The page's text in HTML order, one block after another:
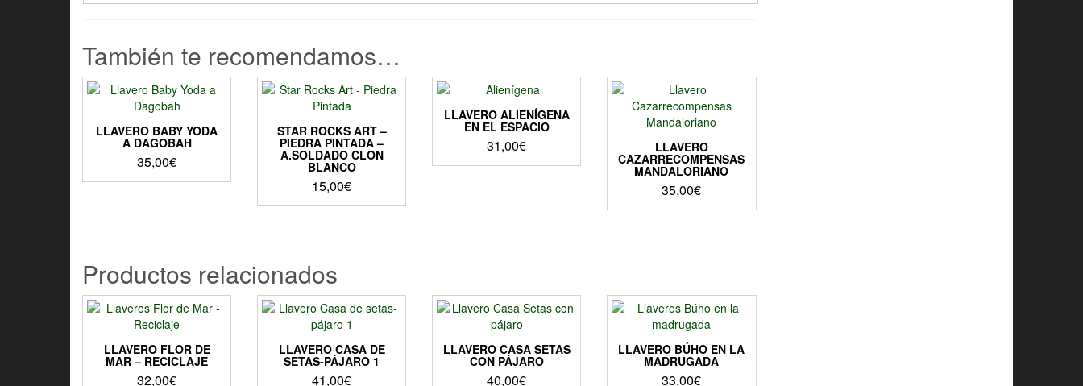
También te recomendamos…
LLAVERO BABY YODA
A DAGOBAH
35,00€
STAR ROCKS ART –
PIEDRA PINTADA –
A.SOLDADO CLON
BLANCO
15,00€
LLAVERO ALIENÍGENA
EN EL ESPACIO
31,00€ LLAVERO
CAZARRECOMPENSAS
MANDALORIANO
35,00€
Productos relacionados
LLAVERO FLOR DE
MAR – RECICLAJE
32,00€
LLAVERO CASA DE
SETAS-PÁJARO 1
41,00€
LLAVERO CASA SETAS
CON PÁJARO
40,00€
LLAVERO BÚHO EN LA
MADRUGADA
33,00€